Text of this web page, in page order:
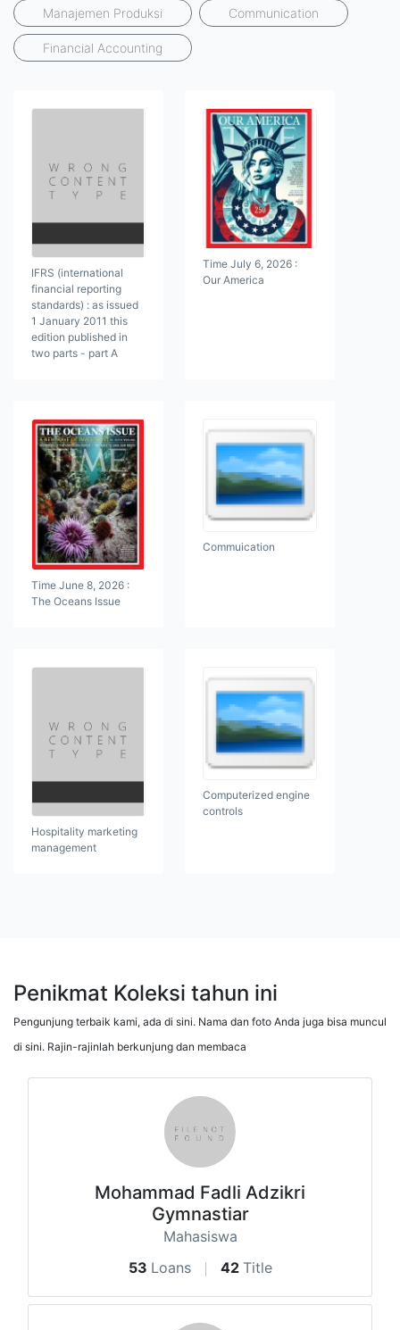
Manajemen Produksi Communication
Financial Accounting
IFRS (international
financial reporting
standards) : as issued
1 January 2011 this
edition published in
two parts - part A
Time July 6, 2026 :
Our America
Time June 8, 2026 :
The Oceans Issue
Commuication
Hospitality marketing
management
Computerized engine
controls
Penikmat Koleksi tahun ini
Pengunjung terbaik kami, ada di sini. Nama dan foto Anda juga bisa muncul
di sini. Rajin-rajinlah berkunjung dan membaca
Mohammad Fadli Adzikri
Gymnastiar
Mahasiswa
53 Loans 42 Title